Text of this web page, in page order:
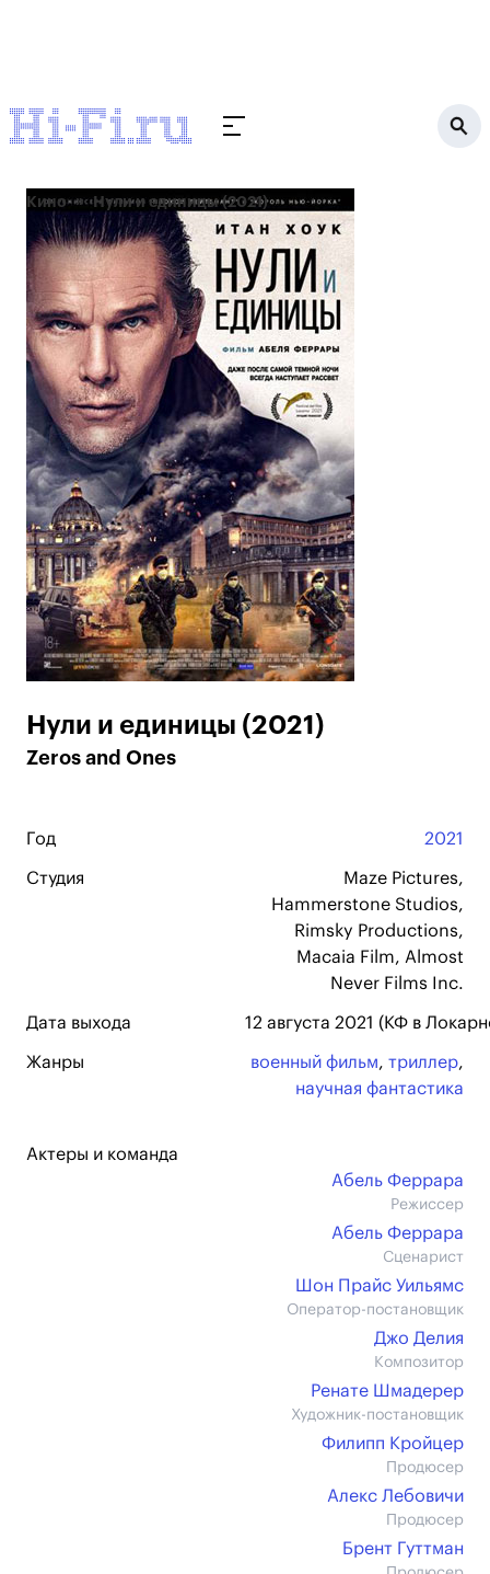
Кино Нули и единицы (2021)
Нули и единицы (2021)
Zeros and Ones
Год 2021
Студия
Maze Pictures,
Hammerstone Studios,
Rimsky Productions,
Macaia Film, Almost
Never Films Inc.
Дата выхода 12 августа 2021 (КФ в
Жанры военный фильм, триллер,
научная фантастика
Актеры и команда
Абель Феррара
Режиссер
Абель Феррара
Сценарист
Шон Прайс Уильямс
Оператор-постановщик
Джо Делия
Композитор
Ренате Шмадерер
Художник-постановщик
Филипп Кройцер
Продюсер
Алекс Лебовичи
Продюсер
Брент Гуттман